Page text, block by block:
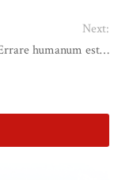
Next:
humanum est…